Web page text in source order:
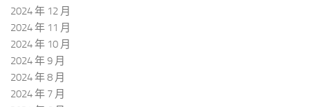
2024 年 12 月
2024 年 11 月
2024 年 10 月
2024 年 9 月
2024 年 8 月
2024 年 7 月